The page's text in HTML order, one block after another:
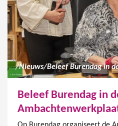
/Nieuws/Beleef Burendag in
Beleef Burendag in